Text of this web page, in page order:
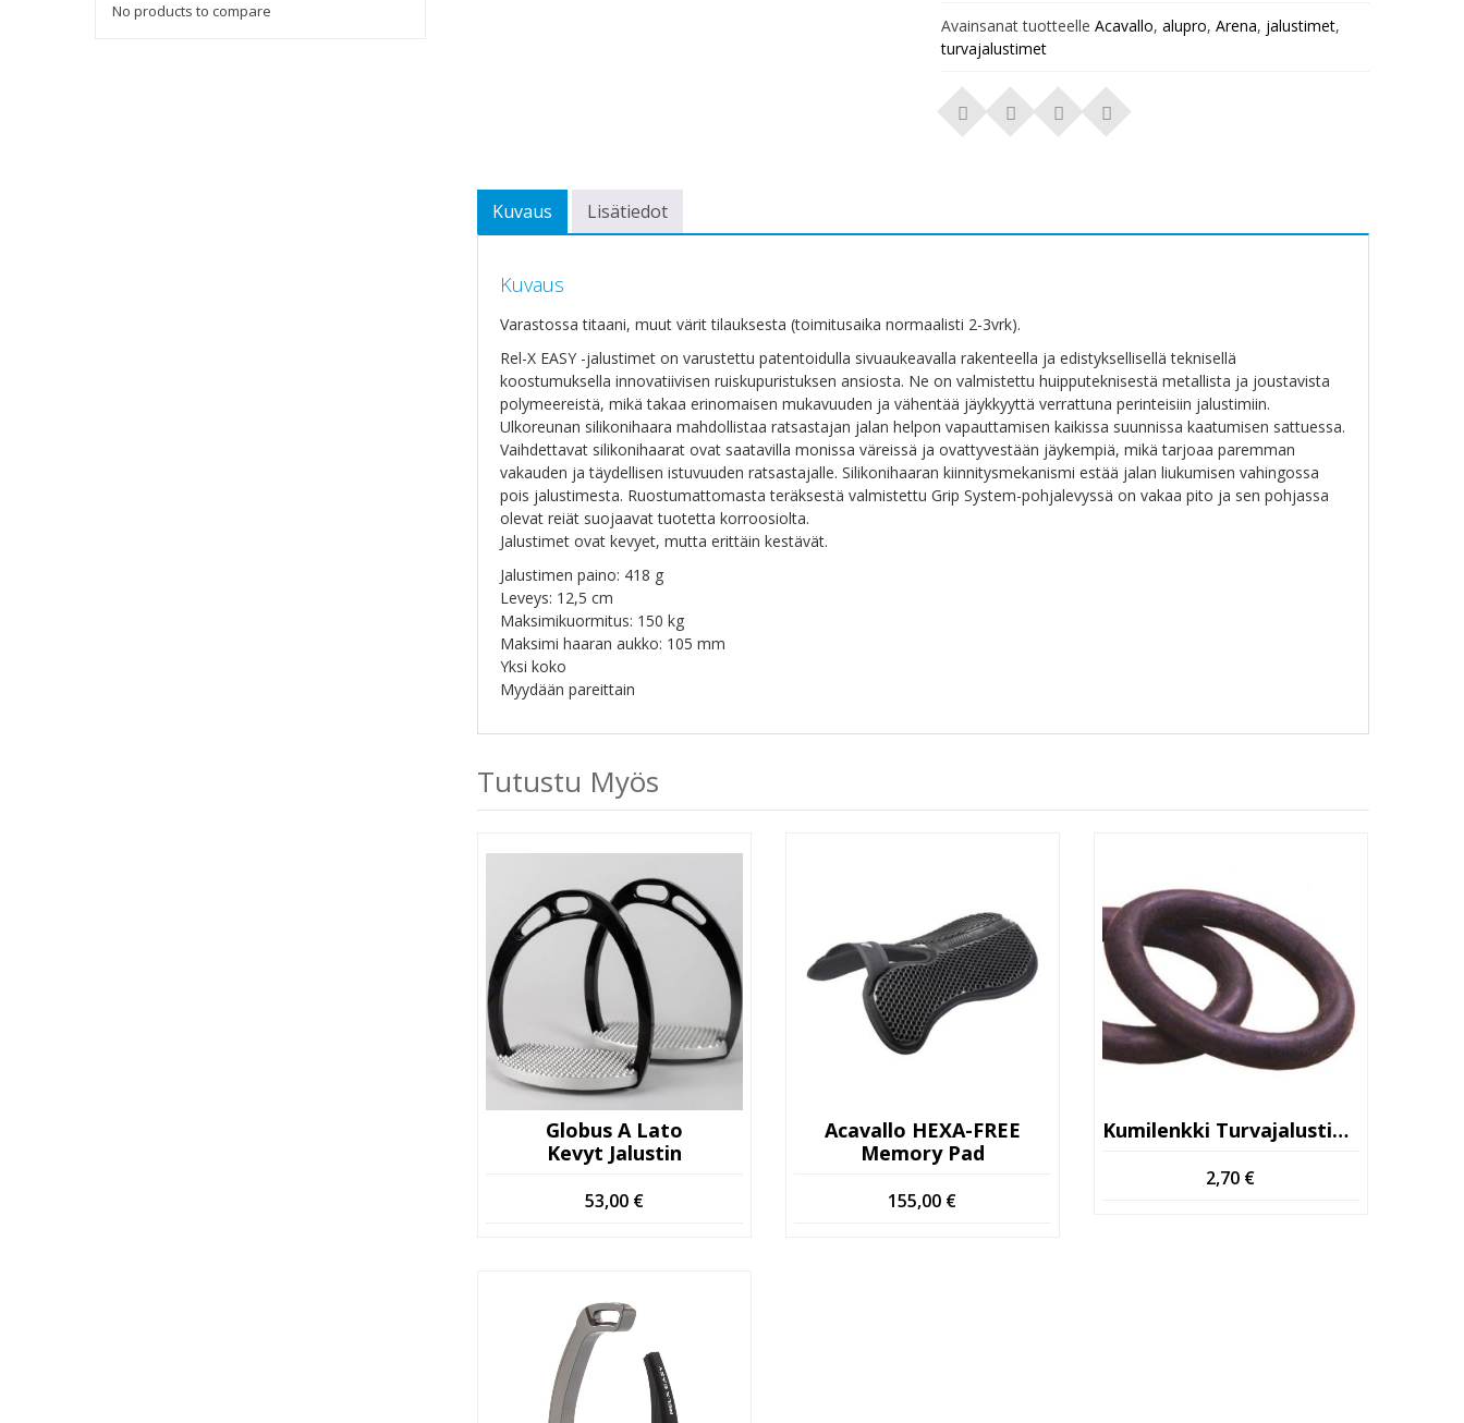
Avainsanat tuotteelle Acavallo, alupro, Arena, jalustimet,
turvajalustimet
Kuvaus Lisätiedot
Kuvaus
Varastossa titaani, muut värit tilauksesta (toimitusaika normaalisti 2-3vrk).
Rel-X EASY -jalustimet on varustettu patentoidulla sivuaukeavalla rakenteella ja edistyksellisellä teknisellä
koostumuksella innovatiivisen ruiskupuristuksen ansiosta. Ne on valmistettu huipputeknisestä metallista ja joustavista
polymeereistä, mikä takaa erinomaisen mukavuuden ja vähentää jäykkyyttä verrattuna perinteisiin jalustimiin.
Ulkoreunan silikonihaara mahdollistaa ratsastajan jalan helpon vapauttamisen kaikissa suunnissa kaatumisen sattuessa.
Vaihdettavat silikonihaarat ovat saatavilla monissa väreissä ja ovattyvestään jäykempiä, mikä tarjoaa paremman
vakauden ja täydellisen istuvuuden ratsastajalle. Silikonihaaran kiinnitysmekanismi estää jalan liukumisen vahingossa
pois jalustimesta. Ruostumattomasta teräksestä valmistettu Grip System-pohjalevyssä on vakaa pito ja sen pohjassa
olevat reiät suojaavat tuotetta korroosiolta.
Jalustimet ovat kevyet, mutta erittäin kestävät.
Jalustimen paino: 418 g
Leveys: 12,5 cm
Maksimikuormitus: 150 kg
Maksimi haaran aukko: 105 mm
Yksi koko
Myydään pareittain
Tutustu Myös
Globus A Lato
Kevyt Jalustin
53,00 €
Acavallo HEXA-FREE
Memory Pad
155,00 €
Kumilenkki Turvajalustimeen
2,70 €
No products to compare